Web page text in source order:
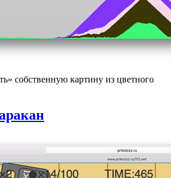
собственную картину из цветного